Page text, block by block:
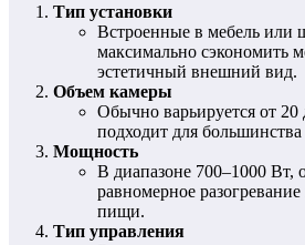
Тип установки
Встроенные в мебель или
максимально сэкономить
эстетичный внешний вид.
Объем камеры
Обычно варьируется от 20
подходит для
Мощность
В диапазоне 700–1000 Вт,
равномерное
пищи.
Тип управления